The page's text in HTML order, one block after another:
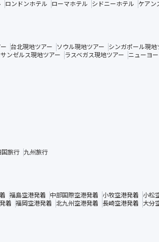
ロンドンホテル ローマホテル シドニーホテル ケアン
台北現地ツアー ソウル現地ツアー
シンガポール現地
ンゼルス現地ツアー ラスベガス現地ツアー
ニューヨ
国旅行 九州旅行
福島空港発着 中部国際空港発着 小牧空港発着 小松
着 福岡空港発着 北九州空港発着 長崎空港発着 大分